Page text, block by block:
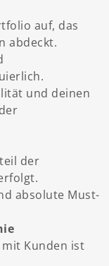
auf, das
abdeckt.
und deinen
der
absolute Must-
Kunden ist